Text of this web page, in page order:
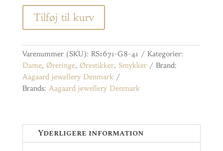
Tilføj til kurv
Varenummer (SKU): RS1671-G8-41
Kategorier:
Dame, Øreringe, Ørestikker, Smykker
Brand:
Aagaard jewellery Denmark
Brands: Aagaard jewellery Denmark
Yderligere information